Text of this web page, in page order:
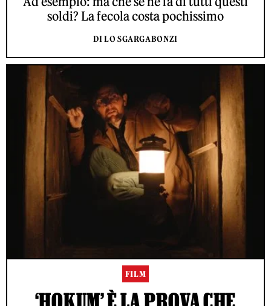
soldi? La fecola costa pochissimo
DI LO SGARGABONZI
FILM